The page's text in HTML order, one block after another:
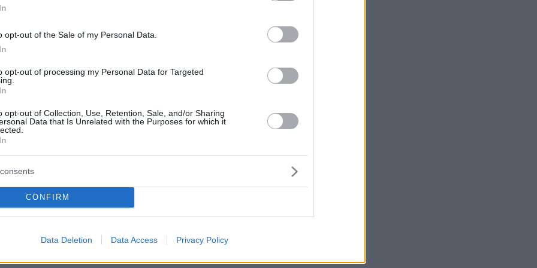
opt-out of the Sale of my Personal Data.
opt-out of processing my Personal Data for Targeted
opt-out of Collection, Use, Retention, Sale, and/or Sharing
Data that Is Unrelated with the Purposes for which it
CONFIRM
Data Deletion Data Access Privacy Policy
από την εφορευτική επιτροπή.
ΔΑΠ-ΝΔΦΚ
ΑΕΙ της επικράτειας έκλεισαν λίγο μετά τις
ορισμένες περιπτώσεις στις 8 μ.μ. λόγω
της έναρξης της διαδικασίας) και οι
παρατάξεις, για μία ακόμη χρονιά, θα
αποτελέσματα.
το βράδυ της Τετάρτης, είχε ανακοινωθεί
ΔΑΠ-ΝΔΦΚ σε σύνολο 2197 ψηφισάντων,
Πρώτη η ΔΑΠ-ΝΔΦΚ με ποσοστό
η ΠΚΣ με ποσοστό 26.26%, τρίτη η ΠΑΣΠ
ακολουθούν τα ΕΑΑΚ με 1,5%.